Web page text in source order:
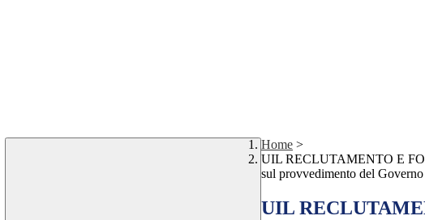
Home >
UIL RECLUTAMENTO E
sul provvedimento del Governo
UIL